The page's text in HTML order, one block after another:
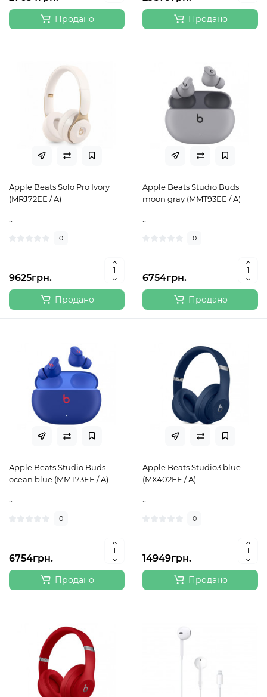
Продано Продано
Apple Beats Solo Pro Ivory
(MRJ72EE / A)
..
0
9625грн.
Продано
Apple Beats Studio Buds
moon gray (MMT93EE / A)
..
0
6754грн.
Продано
Apple Beats Studio Buds
ocean blue (MMT73EE / A)
..
0
6754грн.
Продано
Apple Beats Studio3 blue
(MX402EE / A)
..
0
14949грн.
Продано